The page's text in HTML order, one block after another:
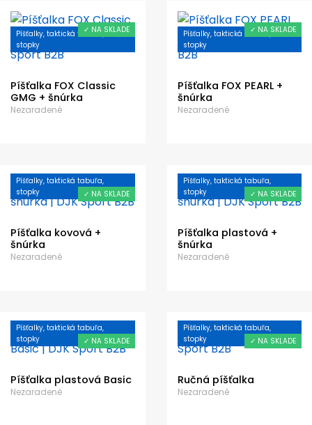
Píšťalky, taktická tabuľa,
stopky
✓ NA SKLADE
Píšťalka FOX Classic
GMG + šnúrka
Nezaradené
Píšťalky, taktická tabuľa,
stopky
✓ NA SKLADE
Píšťalka FOX PEARL +
šnúrka
Nezaradené
Píšťalky, taktická tabuľa,
stopky
✓ NA SKLADE
Píšťalka kovová +
šnúrka
Nezaradené
Píšťalky, taktická tabuľa,
stopky
✓ NA SKLADE
Píšťalka plastová +
šnúrka
Nezaradené
Píšťalky, taktická tabuľa,
stopky
✓ NA SKLADE
Píšťalka plastová Basic
Nezaradené
Píšťalky, taktická tabuľa,
stopky
✓ NA SKLADE
Ručná píšťalka
Nezaradené